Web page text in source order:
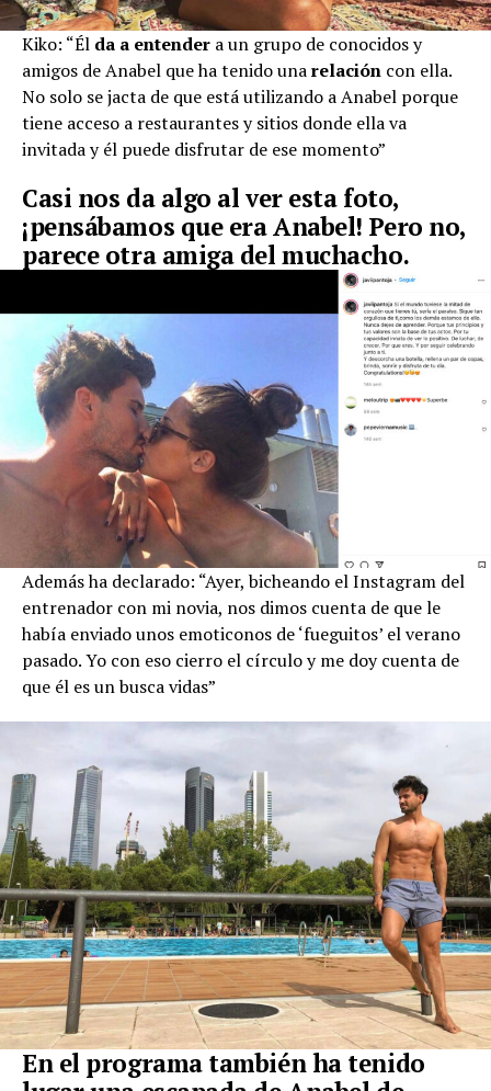
Kiko: “Él da a entender a un grupo de conocidos y
amigos de Anabel que ha tenido unarelación con ella.
No solo se jacta de que está utilizando a Anabel porque
tiene acceso a restaurantes y sitios donde ella va
invitada y él puede disfrutar de ese momento”
Casi nos da algo al ver esta foto,
¡pensábamos que era Anabel! Pero no,
parece otra amiga del muchacho.
Además ha declarado: “Ayer, bicheando el Instagram del
entrenador con mi novia, nos dimos cuenta de que le
había enviado unos emoticonos de ‘fueguitos’ el verano
pasado. Yo con eso cierro el círculo y me doy cuenta de
que él es un busca vidas”
En el programa también ha tenido